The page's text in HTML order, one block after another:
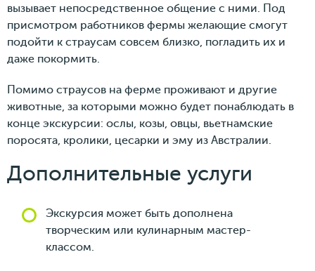
вызывает непосредственное общение с ними. Под
присмотром работников фермы желающие смогут
подойти к страусам совсем близко, погладить их и
даже покормить.
Помимо страусов на ферме проживают и другие
животные, за которыми можно будет понаблюдать в
конце экскурсии: ослы, козы, овцы, вьетнамские
поросята, кролики, цесарки и эму из Австралии.
Дополнительные услуги
Экскурсия может быть дополнена
творческим или кулинарным мастер-
классом.